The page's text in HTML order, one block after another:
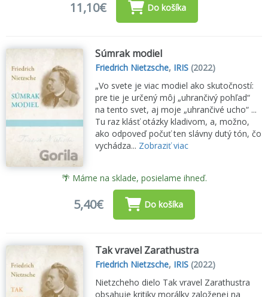
11,10€ Do košíka
Súmrak modiel
Friedrich Nietzsche, IRIS (2022)
„Vo svete je viac modiel ako skutočností:
pre tie je určený môj „uhrančivý pohľad“
na tento svet, aj moje „uhrančivé ucho“ ...
Tu raz klásť otázky kladivom, a, možno,
ako odpoveď počuť ten slávny dutý tón, čo
vychádza... Zobraziť viac
🌴 Máme na sklade, posielame ihneď.
5,40€ Do košíka
Tak vravel Zarathustra
Friedrich Nietzsche, IRIS (2022)
Nietzcheho dielo Tak vravel Zarathustra
obsahuje kritiky morálky založenej na